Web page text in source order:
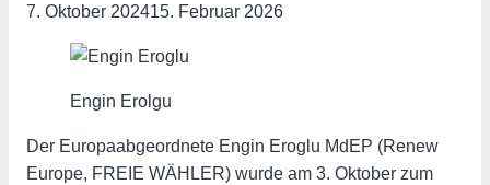
7. Oktober 202415. Februar 2026
Engin Erolgu
Der Europaabgeordnete Engin Eroglu MdEP (Renew
Europe, FREIE WÄHLER) wurde am 3. Oktober zum